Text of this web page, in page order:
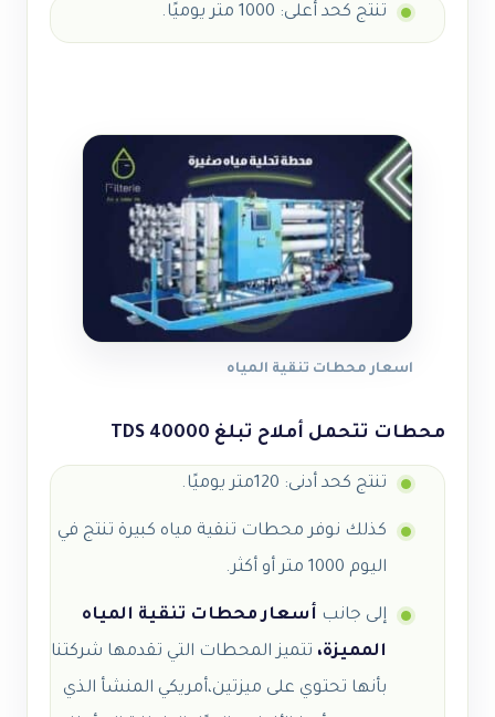
تنتج كحد أعلى: 1000 متر يوميًا.
اسعار محطات تنقية المياه
محطات تتحمل أملاح تبلغ 40000 TDS
تنتج كحد أدنى: 120متر يوميًا.
كذلك نوفر محطات تنقية مياه كبيرة تنتج في
اليوم 1000 متر أو أكثر.
إلى جانب أسعار محطات تنقية المياه
المميزة، تتميز المحطات التي تقدمها شركتنا
بأنها تحتوي على ميزتين،أمريكي المنشأ الذي